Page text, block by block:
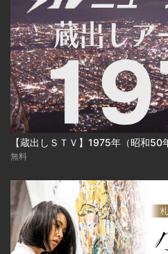
【蔵出しＳＴＶ】1975年（昭和
無料